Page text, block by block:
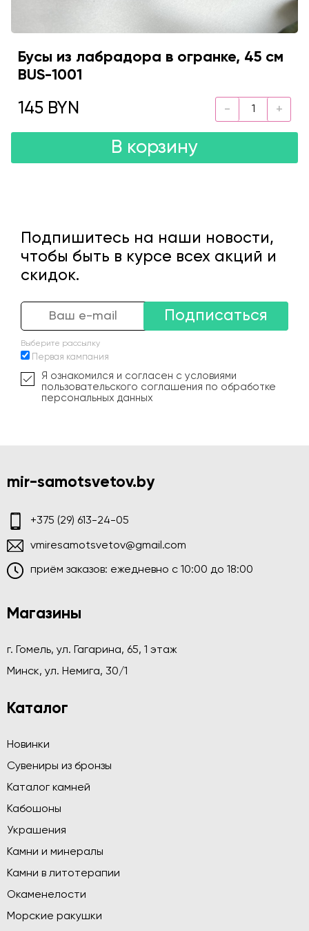
Бусы из лабрадора в огранке, 45 см
BUS-1001
145 BYN
В корзину
Подпишитесь на наши новости,
чтобы быть в курсе всех акций и
скидок.
Подписаться
Выберите рассылку
Первая кампания
Я ознакомился и согласен с условиями
пользовательского соглашения по обработке
персональных данных
mir-samotsvetov.by
+375 (29) 613-24-05
vmiresamotsvetov@gmail.com
приём заказов: ежедневно c 10:00 до 18:00
Магазины
г. Гомель, ул. Гагарина, 65, 1 этаж
Минск, ул. Немига, 30/1
Каталог
Новинки
Сувениры из бронзы
Каталог камней
Кабошоны
Украшения
Камни и минералы
Камни в литотерапии
Окаменелости
Морские ракушки